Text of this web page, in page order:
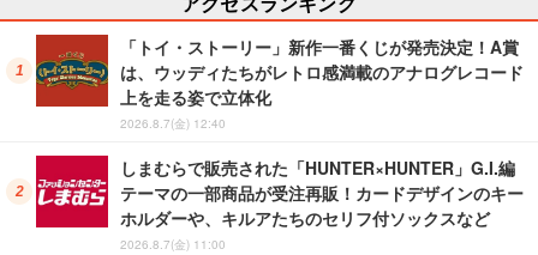
「トイ・ストーリー」新作一番くじが発売決定！A賞
は、ウッディたちがレトロ感満載のアナログレコード
上を走る姿で立体化
2026.8.7(金) 12:40
しまむらで販売された「HUNTER×HUNTER」G.I.編
テーマの一部商品が受注再販！カードデザインのキー
ホルダーや、キルアたちのセリフ付ソックスなど
2026.8.7(金) 11:00